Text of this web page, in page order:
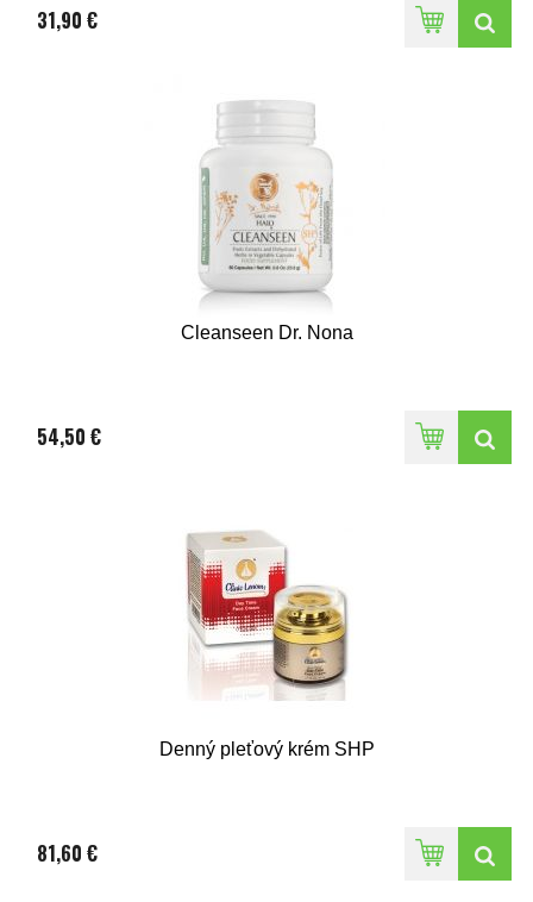
31,90 €
Cleanseen Dr. Nona
54,50 €
Denný pleťový krém SHP
81,60 €